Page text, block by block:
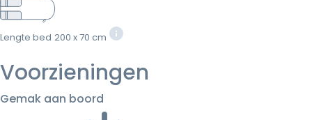
Lengte bed 200 x 70 cm
Voorzieningen
Gemak aan boord